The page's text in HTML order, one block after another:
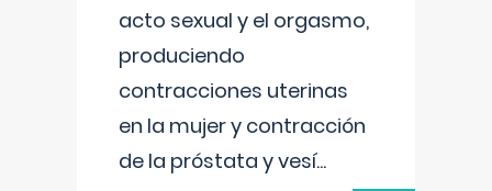
acto sexual y el orgasmo,
produciendo
contracciones uterinas
en la mujer y contracción
de la próstata y vesí...